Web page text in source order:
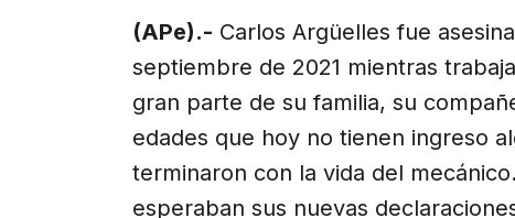
(APe).- Carlos Argüelles fue
septiembre de 2021 mientras
gran parte de su familia, su
edades que hoy no tienen ingreso
terminaron con la vida del
esperaban sus nuevas